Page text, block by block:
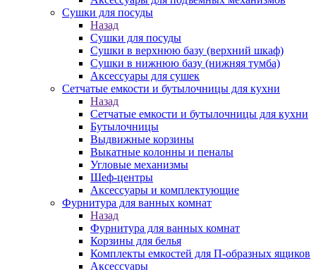
Сушки для посуды
Назад
Сушки для посуды
Сушки в верхнюю базу (верхний шкаф)
Сушки в нижнюю базу (нижняя тумба)
Аксессуары для сушек
Сетчатые емкости и бутылочницы для кухни
Назад
Сетчатые емкости и бутылочницы для кухни
Бутылочницы
Выдвижные корзины
Выкатные колонны и пеналы
Угловые механизмы
Шеф-центры
Аксессуары и комплектующие
Фурнитура для ванных комнат
Назад
Фурнитура для ванных комнат
Корзины для белья
Комплекты емкостей для П-образных ящиков
Аксессуары